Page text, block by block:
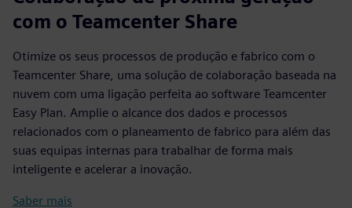
com o Teamcenter Share
Otimize os seus processos de produção e fabrico com o
Teamcenter Share, uma solução de colaboração baseada na
nuvem com uma ligação perfeita ao software Teamcenter
Easy Plan. Amplie o alcance dos dados e processos
relacionados com o planeamento de fabrico para além das
suas equipas internas para trabalhar de forma mais
inteligente e acelerar a inovação.
Saber mais